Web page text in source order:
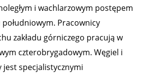
i wachlarzowym postępem
Pracownicy
zakładu górniczego pracują w
czterobrygadowym. Węgiel i
jest specjalistycznymi